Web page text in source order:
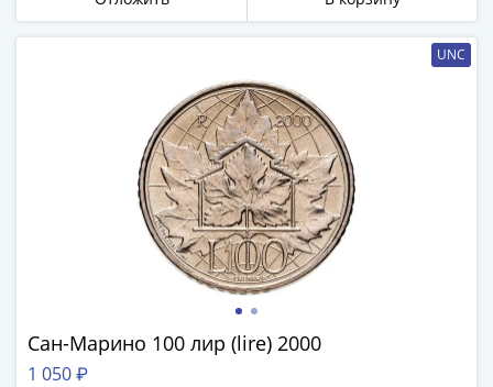
UNC
Сан-Марино 100 лир (lire) 2000
1 050 ₽